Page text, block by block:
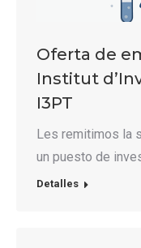
Oferta de
Institut
I3PT
Les remitimos la
un puesto de
Detalles